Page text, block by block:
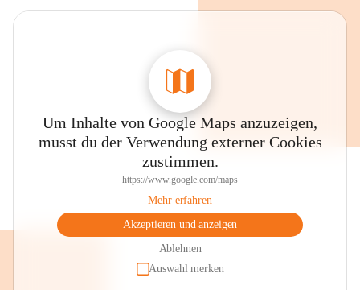
Um Inhalte von Google Maps anzuzeigen,
musst du der Verwendung externer Cookies
zustimmen.
https://www.google.com/maps
Mehr erfahren
Akzeptieren und anzeigen
Ablehnen
Auswahl merken